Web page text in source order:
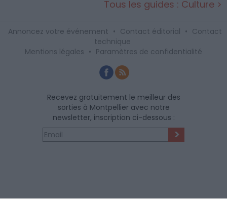
Tous les guides : Culture >
Annoncez votre événement • Contact éditorial • Contact
technique
Mentions légales • Paramètres de confidentialité
Recevez gratuitement le meilleur des
sorties à Montpellier avec notre
newsletter, inscription ci-dessous :
>